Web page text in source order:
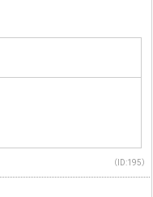
（ID:195）